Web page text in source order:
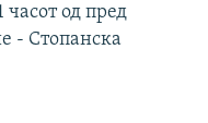
часот од пред
- Стопанска